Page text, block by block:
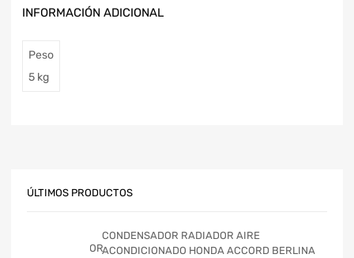
INFORMACIÓN ADICIONAL
Peso
5 kg
ÚLTIMOS PRODUCTOS
CONDENSADOR RADIADOR AIRE
ACONDICIONADO HONDA ACCORD BERLINA